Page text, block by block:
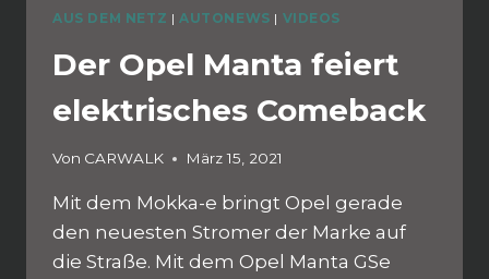
AUS DEM NETZ | AUTONEWS | VIDEOS
Der Opel Manta feiert
elektrisches Comeback
Von CARWALK März 15, 2021
Mit dem Mokka-e bringt Opel gerade
den neuesten Stromer der Marke auf
die Straße. Mit dem Opel Manta GSe